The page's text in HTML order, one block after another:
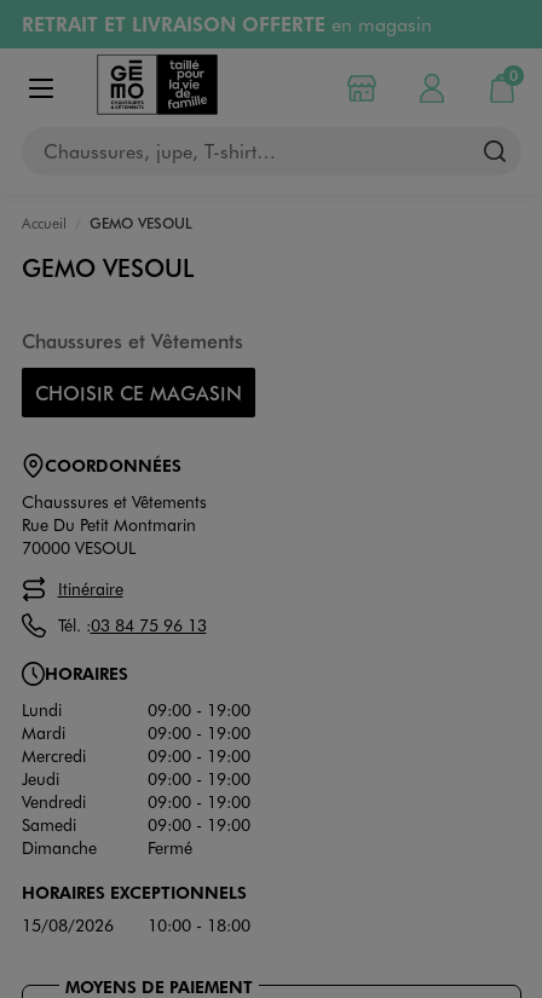
Aller au contenu principal
Aller à la navigation
RETRAIT ET LIVRAISON OFFERTE en magasin
Retours OFFERTSpendant 30 jours
PAYEZ EN 3x SANS FRAIS
RÉSERVATION GRATUITE
Afficher le menu
Chaussures, jupe, T-shirt…
Choisir mon magasin
Mon compte
0
Mon
Accueil GEMO VESOUL
GEMO VESOUL
Chaussures et Vêtements
CHOISIR CE MAGASIN
COORDONNÉES
Chaussures et Vêtements
Rue Du Petit Montmarin
70000 VESOUL
Itinéraire
Tél. :03 84 75 96 13
HORAIRES
Lundi
09:00 - 19:00
Mardi
09:00 - 19:00
Mercredi
09:00 - 19:00
Jeudi
09:00 - 19:00
Vendredi
09:00 - 19:00
Samedi
09:00 - 19:00
Dimanche
Fermé
HORAIRES EXCEPTIONNELS
15/08/2026 10:00 - 18:00
MOYENS DE PAIEMENT